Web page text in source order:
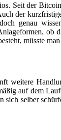
Seit der
der
genau
ob
müsste
weitere
auf dem
selber